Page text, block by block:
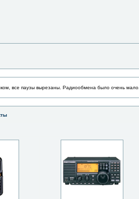
все паузы вырезаны. Радиообмена было очень мало.